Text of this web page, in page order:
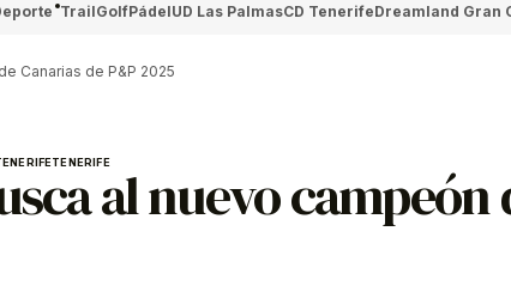
TrailGolfPádelUD Las PalmasCD TenerifeDreamland Gran
Canarias de P&P 2025
TENERIFEal nuevo campeón